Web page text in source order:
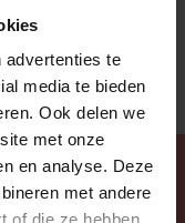
advertenties te
media te bieden
Ook delen we
met onze
en analyse. Deze
met andere